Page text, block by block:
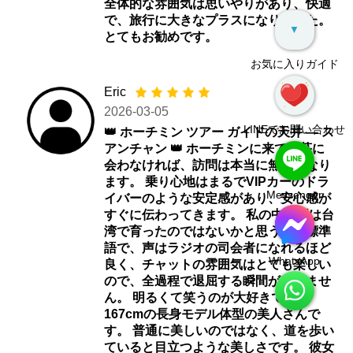
全体的な雰囲気は思いやりがあり、快適
で、旅行に大きなプラスになりました。
とてもお勧めです。
Eric
2026-03-05
👑 ホーチミン ツアー ガイドの天井 — ス
アンチャン 👑 ホーチミンに来て玄荘に
会わなければ、訪問は本当に無駄になり
ます。 乗り心地はまるでVIPカーのドラ
イバーのような安定感があり、安心感が
すぐに伝わってきます。 私の中国語は台
湾で育ったのではないかと思うほど標準
語で、声はラジオの司会者になれるほど
良く、チャットの雰囲気はとても楽しい
ので、全過程で退屈する瞬間がありませ
ん。 明るくて笑うのが大好きで、
167cmの長身モデル体型の美人さんで
す。 普通に美しいのではなく、道を歩い
ていると目立つような美しさです。 彼女
▼
お気に入りガイド
LINEでお問い合わせ
Messenger
WhatsApp